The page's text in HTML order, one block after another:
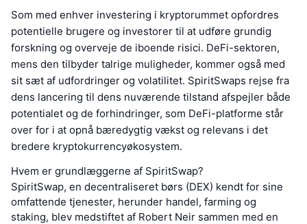
Som med enhver investering i kryptorummet opfordres
potentielle brugere og investorer til at udføre grundig
forskning og overveje de iboende risici. DeFi-sektoren,
mens den tilbyder talrige muligheder, kommer også med
sit sæt af udfordringer og volatilitet. SpiritSwaps rejse fra
dens lancering til dens nuværende tilstand afspejler både
potentialet og de forhindringer, som DeFi-platforme står
over for i at opnå bæredygtig vækst og relevans i det
bredere kryptokurrencyøkosystem.
Hvem er grundlæggerne af SpiritSwap?
SpiritSwap, en decentraliseret børs (DEX) kendt for sine
omfattende tjenester, herunder handel, farming og
staking, blev medstiftet af Robert Neir sammen med en